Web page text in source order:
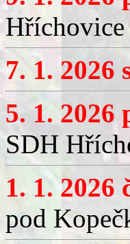
Hříchovice
7. 1. 2026
5. 1. 2026
SDH
1. 1. 2026
pod